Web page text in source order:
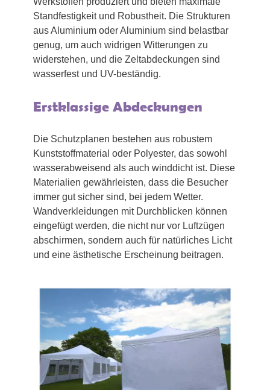
Standfestigkeit und Robustheit. Die Strukturen
aus Aluminium oder Aluminium sind belastbar
genug, um auch widrigen Witterungen zu
widerstehen, und die Zeltabdeckungen sind
wasserfest und UV-beständig.
Erstklassige Abdeckungen
Die Schutzplanen bestehen aus robustem
Kunststoffmaterial oder Polyester, das sowohl
wasserabweisend als auch winddicht ist. Diese
Materialien gewährleisten, dass die Besucher
immer gut sicher sind, bei jedem Wetter.
Wandverkleidungen mit Durchblicken können
eingefügt werden, die nicht nur vor Luftzügen
abschirmen, sondern auch für natürliches Licht
und eine ästhetische Erscheinung beitragen.